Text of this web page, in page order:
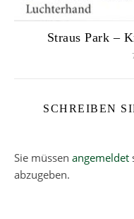
Straus Park –
SCHREIBEN
Sie müssen angemeldet
abzugeben.